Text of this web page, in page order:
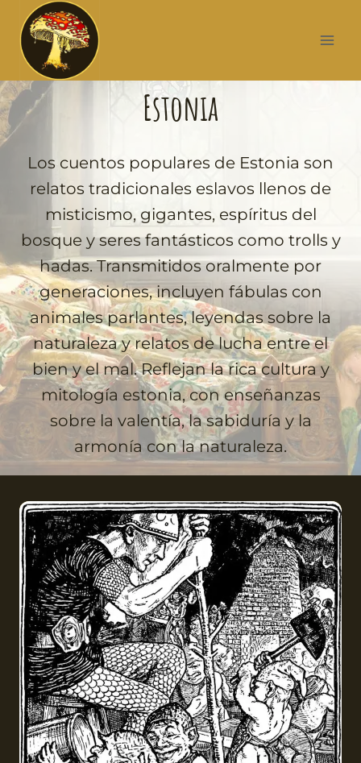
Estonia
Los cuentos populares de Estonia son
relatos tradicionales eslavos llenos de
misticismo, gigantes, espíritus del
bosque y seres fantásticos como trolls y
hadas. Transmitidos oralmente por
generaciones, incluyen fábulas con
animales parlantes, leyendas sobre la
naturaleza y relatos de lucha entre el
bien y el mal. Reflejan la rica cultura y
mitología estonia, con enseñanzas
sobre la valentía, la sabiduría y la
armonía con la naturaleza.